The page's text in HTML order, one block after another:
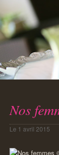
Nos
Le 1 avril 2015